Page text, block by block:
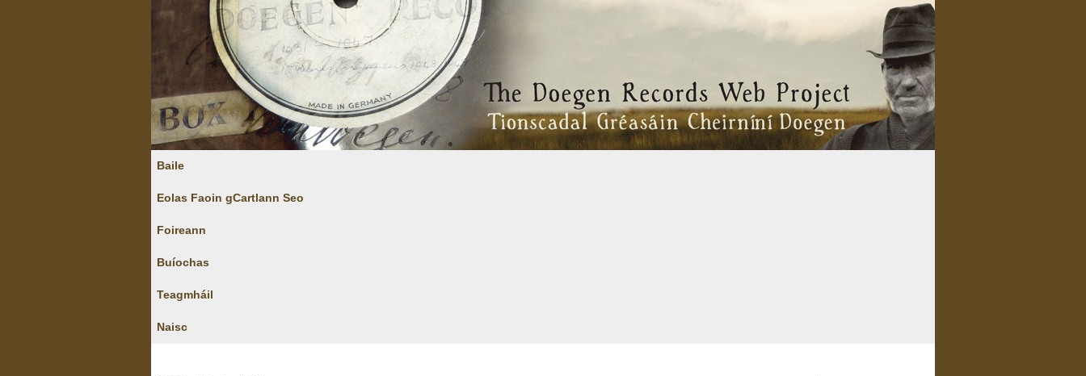
Baile
Eolas Faoin gCartlann Seo
Foireann
Buíochas
Teagmháil
Naisc